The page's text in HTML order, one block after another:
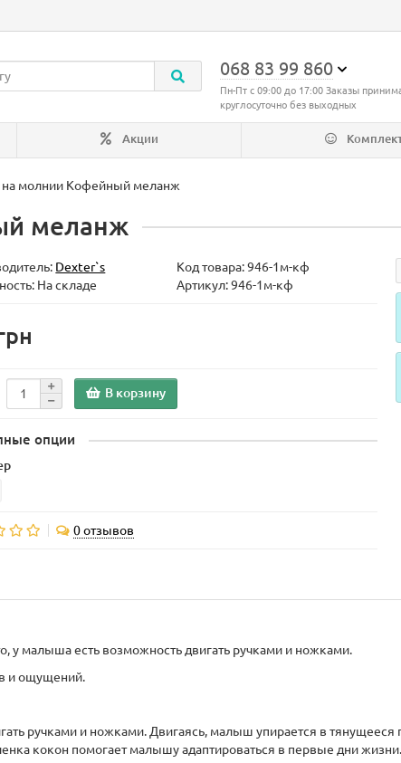
068 83 99 860
Пн-Пт с 09:00 до 17:00 Заказы
круглосуточно без выходных
Акции
на молнии Кофейный меланж
меланж
Dexter`s Код товара:946-1м-кф
На складе
Артикул: 946-1м-кф
В корзину
опции
0 отзывов
у малыша есть возможность двигать ручками и ножками.
и ощущений.
ручками и ножками. Двигаясь, малыш упирается в тянущееся
кокон помогает малышу адаптироваться в первые дни жизни.